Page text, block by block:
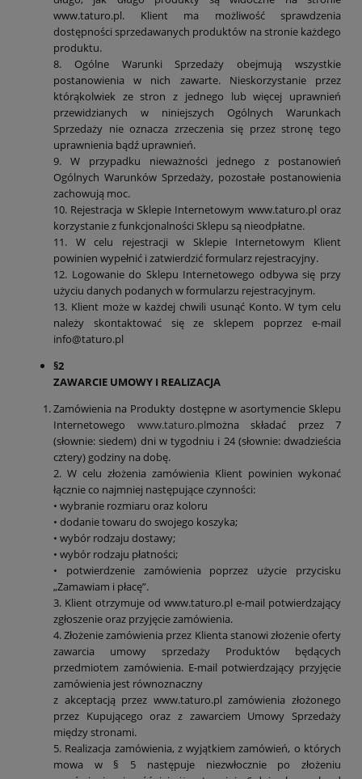
www.taturo.pl. Klient ma możliwość sprawdzenia
dostępności sprzedawanych produktów na stronie każdego
produktu.
8. Ogólne Warunki Sprzedaży obejmują wszystkie
postanowienia w nich zawarte. Nieskorzystanie przez
którąkolwiek ze stron z jednego lub więcej uprawnień
przewidzianych w niniejszych Ogólnych Warunkach
Sprzedaży nie oznacza zrzeczenia się przez stronę tego
uprawnienia bądź uprawnień.
9. W przypadku nieważności jednego z postanowień
Ogólnych Warunków Sprzedaży, pozostałe postanowienia
zachowują moc.
10. Rejestracja w Sklepie Internetowym www.taturo.pl oraz
korzystanie z funkcjonalności Sklepu są nieodpłatne.
11. W celu rejestracji w Sklepie Internetowym Klient
powinien wypełnić i zatwierdzić formularz rejestracyjny.
12. Logowanie do Sklepu Internetowego odbywa się przy
użyciu danych podanych w formularzu rejestracyjnym.
13. Klient może w każdej chwili usunąć Konto. W tym celu
należy skontaktować się ze sklepem poprzez e-mail
info@taturo.pl
§2
ZAWARCIE UMOWY I REALIZACJA
Zamówienia na Produkty dostępne w asortymencie Sklepu
Internetowego www.taturo.plmożna składać przez 7
(słownie: siedem) dni w tygodniu i 24 (słownie: dwadzieścia
cztery) godziny na dobę.
2. W celu złożenia zamówienia Klient powinien wykonać
łącznie co najmniej następujące czynności:
• wybranie rozmiaru oraz koloru
• dodanie towaru do swojego koszyka;
• wybór rodzaju dostawy;
• wybór rodzaju płatności;
• potwierdzenie zamówienia poprzez użycie przycisku
„Zamawiam i płacę”.
3. Klient otrzymuje od www.taturo.pl e-mail potwierdzający
zgłoszenie oraz przyjęcie zamówienia.
4. Złożenie zamówienia przez Klienta stanowi złożenie oferty
zawarcia umowy sprzedaży Produktów będących
przedmiotem zamówienia. E-mail potwierdzający przyjęcie
zamówienia jest równoznaczny
z akceptacją przez www.taturo.pl zamówienia złożonego
przez Kupującego oraz z zawarciem Umowy Sprzedaży
między stronami.
5. Realizacja zamówienia, z wyjątkiem zamówień, o których
mowa w § 5 następuje niezwłocznie po złożeniu